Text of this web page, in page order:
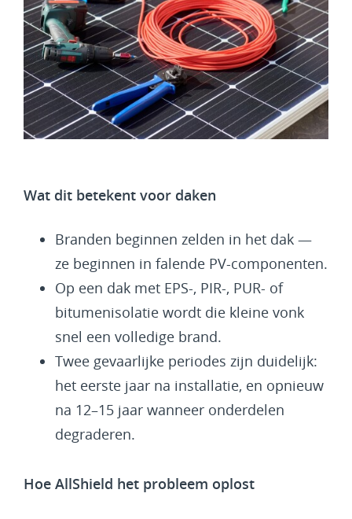
Wat dit betekent voor daken
Branden beginnen zelden in het dak —
ze beginnen in falende PV-componenten.
Op een dak met EPS-, PIR-, PUR- of
bitumenisolatie wordt die kleine vonk
snel een volledige brand.
Twee gevaarlijke periodes zijn duidelijk:
het eerste jaar na installatie, en opnieuw
na 12–15 jaar wanneer onderdelen
degraderen.
Hoe AllShield het probleem oplost